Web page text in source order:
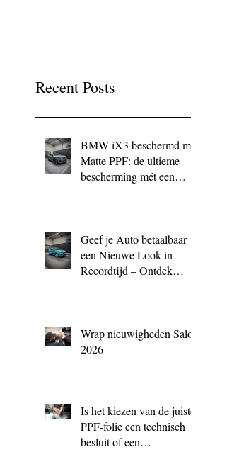
Recent Posts
BMW iX3 beschermd met
Matte PPF: de ultieme
bescherming mét een
Geef je Auto betaalbaar
een Nieuwe Look in
Recordtijd – Ontdek
Wrap nieuwigheden Salon
2026
Is het kiezen van de juiste
PPF‑folie een technisch
besluit of een